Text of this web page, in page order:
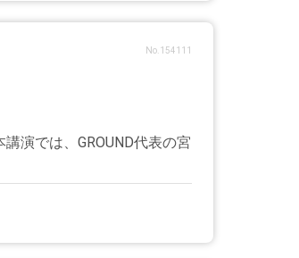
No.154111
演では、GROUND代表の宮